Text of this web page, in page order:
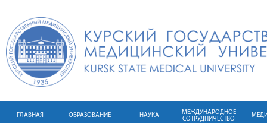
ГЛАВНАЯ ОБРАЗОВАНИЕ НАУКА
МЕЖДУНАРОДНОЕ
СОТРУДНИЧЕСТВО